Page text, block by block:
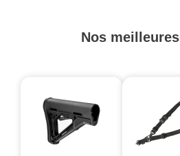
Nos meilleures